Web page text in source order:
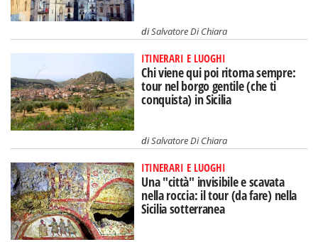
diSalvatore Di Chiara
ITINERARI E LUOGHI
Chi viene qui poi ritorna sempre:
tour nel borgo gentile (che ti
conquista) in Sicilia
diSalvatore Di Chiara
ITINERARI E LUOGHI
Una "città" invisibile e scavata
nella roccia: il tour (da fare) nella
Sicilia sotterranea